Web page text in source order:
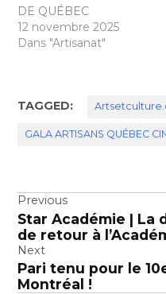
DE QUÉBEC
12 novembre 2025
Dans "Artisanat"
TAGGED:
GALA ARTISANS QUÉBEC
Navigation
de
l’article
Previous
Star Académie | La
de retour à
Next
Pari tenu pour le
Montréal !